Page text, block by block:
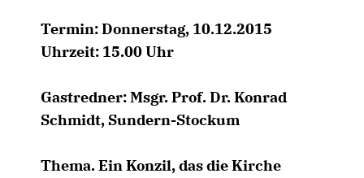
Termin: Donnerstag, 10.12.2015
Uhrzeit: 15.00 Uhr
Gastredner: Msgr. Prof. Dr. Konrad
Schmidt, Sundern-Stockum
Thema. Ein Konzil, das die Kirche